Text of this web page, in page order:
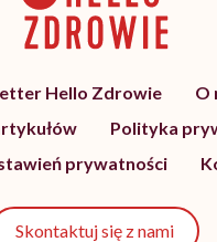
Hello Zdrowie
O
Polityka
prywatności
Skontaktuj się z nami